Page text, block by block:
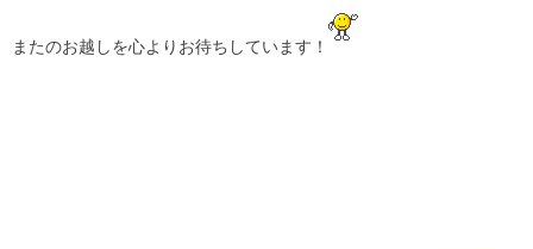
またのお越しを心よりお待ちしています！